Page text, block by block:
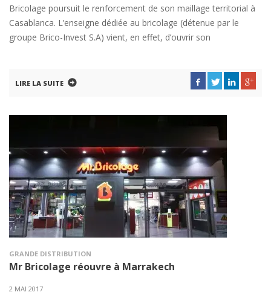
Bricolage poursuit le renforcement de son maillage territorial à
Casablanca. L’enseigne dédiée au bricolage (détenue par le
groupe Brico-Invest S.A) vient, en effet, d’ouvrir son
LIRE LA SUITE
GRANDE DISTRIBUTION
Mr Bricolage réouvre à Marrakech
2 MAI 2017